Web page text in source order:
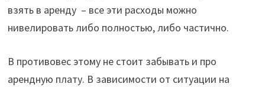
взять в аренду – все эти расходы можно
нивелировать либо полностью, либо частично.
В противовес этому не стоит забывать и про
арендную плату. В зависимости от ситуации на